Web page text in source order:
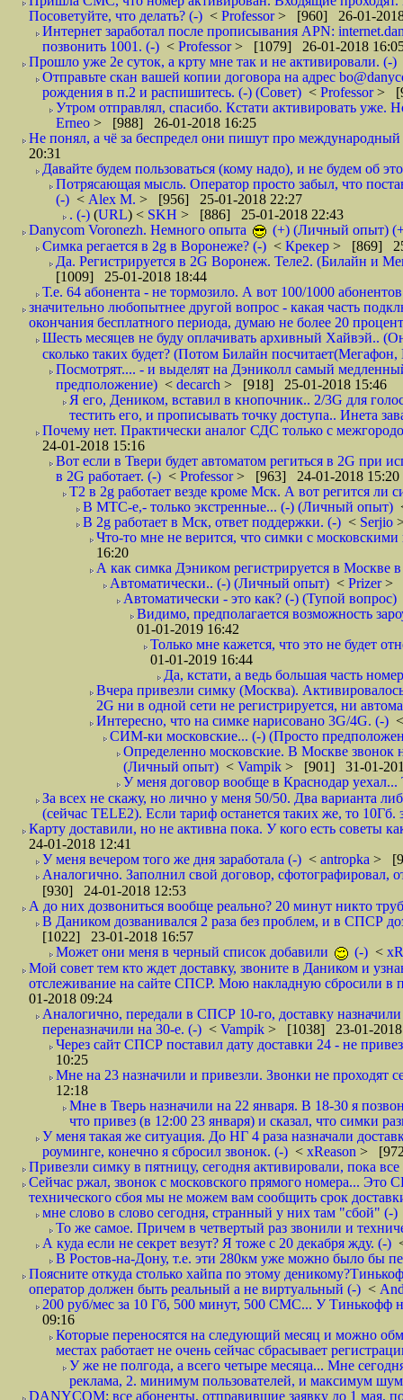
Посоветуйте, что делать? (-) < Professor> [960] 26-01-
Интернет заработал после прописывания APN:
позвонить 1001. (-) < Professor> [1079] 26-01-2018
Прошло уже 2е суток, а крту мне так и не активировали. (-)
Отправьте скан вашей копии договора на адрес
рождения в п.2 и распишитесь. (-) (Совет) < Professor>
Утром отправлял, спасибо. Кстати активировать уже.
Erneo > [988] 26-01-2018 16:25
Не понял, а чё за беспредел они пишут про
20:31
Давайте будем пользоваться (кому надо), и не будем об
Потрясающая мысль. Оператор просто забыл, что
(-) < Alex M. > [956] 25-01-2018 22:27
. (-) (URL) < SKH > [886] 25-01-2018 22:43
Danycom Voronezh. Немного опыта
(+) (Личный опыт)
Симка регается в 2g в Воронеже? (-) < Крекер > [869]
Да. Регистрируется в 2G Воронеж. Теле2. (Билайн и
[1009] 25-01-2018 18:44
Т.е. 64 абонента - не тормозило. А вот 100/1000
значительно любопытнее другой вопрос - какая часть
окончания бесплатного периода, думаю не более 20
Шесть месяцев не буду оплачивать архивный Хайвэй..
сколько таких будет? (Потом Билайн
Посмотрят.... - и выделят на Дэниколл самый
предположение) < decarch > [918] 25-01-2018 15:46
Я его, Деником, вставил в кнопочник.. 2/3G для
тестить его, и прописывать точку доступа.. Инета
Почему нет. Практически аналог СДС только с
24-01-2018 15:16
Вот если в Твери будет автоматом региться в 2G при
в 2G работает. (-) < Professor> [963] 24-01-2018 15:20
T2 в 2g работает везде кроме Мск. А вот регится
В МТС-е,- только экстренные... (-) (Личный опыт)
В 2g работает в Мск, ответ поддержки. (-) < Serjio
Что-то мне не верится, что симки с
16:20
А как симка Дэником регистрируется в Москве
Автоматически.. (-) (Личный опыт) < Prizer>
Автоматически - это как? (-) (Тупой вопрос)
Видимо, предполагается возможность
01-01-2019 16:42
Только мне кажется, что это не будет
01-01-2019 16:44
Да, кстати, а ведь большая часть
Вчера привезли симку (Москва).
2G ни в одной сети не регистрируется, ни
Интересно, что на симке нарисовано 3G/4G. (-)
СИМ-ки московские... (-) (Просто
Определенно московские. В Москве звонок
(Личный опыт) < Vampik > [901] 31-01-
У меня договор вообще в Краснодар
За всех не скажу, но лично у меня 50/50. Два варианта
(сейчас TELE2). Если тариф останется таких же, то
Карту доставили, но не активна пока. У кого есть советы
24-01-2018 12:41
У меня вечером того же дня заработала (-) < antropka >
Аналогично. Заполнил свой договор,
[930] 24-01-2018 12:53
А до них дозвониться вообще реально? 20 минут никто
В Даником дозванивался 2 раза без проблем, и в СПСР
[1022] 23-01-2018 16:57
Может они меня в черный список добавили
(-) <
Мой совет тем кто ждет доставку, звоните в Даником и
отслеживание на сайте СПСР. Мою накладную сбросили
01-2018 09:24
Аналогично, передали в СПСР 10-го, доставку
переназначили на 30-е. (-) < Vampik > [1038] 23-01-2018
Через сайт СПСР поставил дату доставки 24 - не
10:25
Мне на 23 назначили и привезли. Звонки не
12:18
Мне в Тверь назначили на 22 января. В 18-30 я
что привез (в 12:00 23 января) и сказал, что симки
У меня такая же ситуация. До НГ 4 раза назначали
роуминге, конечно я сбросил звонок. (-) < xReason >
Привезли симку в пятницу, сегодня активировали, пока
Сейчас ржал, звонок с московского прямого номера... Это
технического сбоя мы не можем вам сообщить срок
мне слово в слово сегодня, странный у них там "сбой" (-)
То же самое. Причем в четвертый раз звонили и
А куда если не секрет везут? Я тоже с 20 декабря жду. (-)
В Ростов-на-Дону, т.е. эти 280км уже можно было бы
Поясните откуда столько хайпа по этому
оператор должен быть реальный а не виртуальный (-) <
200 руб/мес за 10 Гб, 500 минут, 500 СМС... У Тинькофф
09:16
Которые переносятся на следующий месяц и можно
местах работает не очень сейчас сбрасывает
У же не полгода, а всего четыре месяца... Мне
реклама, 2. минимум пользователей, и максимум
DANYCOM: все абоненты, отправившие заявку до 1 мая,